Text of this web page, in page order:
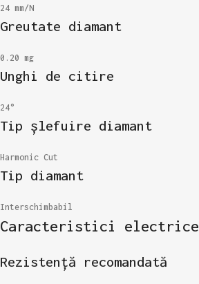
24 mm/N
Greutate diamant
0.20 mg
Unghi de citire
24°
Tip șlefuire diamant
Harmonic Cut
Tip diamant
Interschimbabil
Caracteristici electrice
Rezistență recomandată